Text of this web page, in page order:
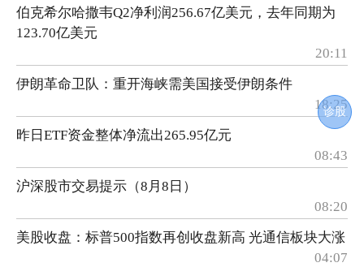
诊股
伯克希尔哈撒韦Q2净利润256.67亿美元，去年同期为
123.70亿美元
20:11
伊朗革命卫队：重开海峡需美国接受伊朗条件
18:25
昨日ETF资金整体净流出265.95亿元
08:43
沪深股市交易提示（8月8日）
08:20
美股收盘：标普500指数再创收盘新高 光通信板块大涨
04:07